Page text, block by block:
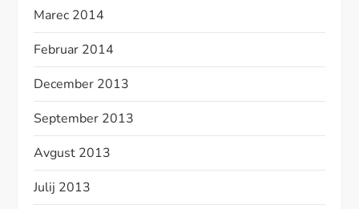
Marec 2014
Februar 2014
December 2013
September 2013
Avgust 2013
Julij 2013